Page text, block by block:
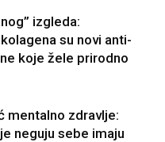
izgleda:
su novi anti-
koje žele prirodno
mentalno zdravlje:
neguju sebe imaju